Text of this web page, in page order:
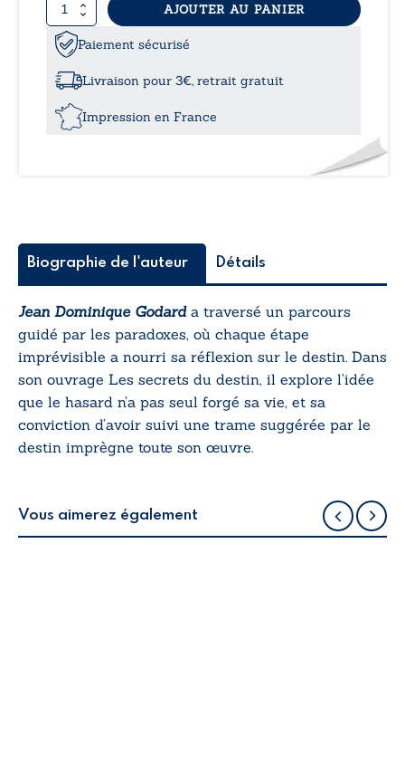
quantité
de
Les
secrets
du
AJOUTER AU PANIER
Paiement sécurisé
Livraison pour 3€, retrait gratuit
Impression en France
Biographie de l'auteur Détails
Jean Dominique Godard a traversé un parcours
guidé par les paradoxes, où chaque étape
imprévisible a nourri sa réflexion sur le destin. Dans
son ouvrage Les secrets du destin, il explore l’idée
que le hasard n’a pas seul forgé sa vie, et sa
conviction d’avoir suivi une trame suggérée par le
destin imprègne toute son œuvre.
Vous aimerez également